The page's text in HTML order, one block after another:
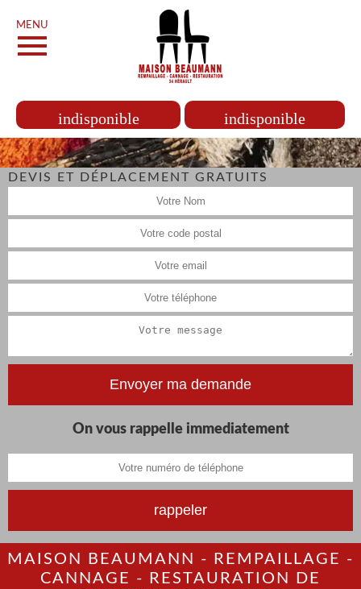
MENU
indisponible indisponible
DEVIS ET DÉPLACEMENT GRATUITS
On vous rappelle immediatement
MAISON BEAUMANN - REMPAILLAGE -
CANNAGE - RESTAURATION DE